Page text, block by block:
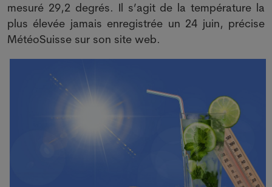
mesuré 29,2 degrés. Il s’agit de la température la
plus élevée jamais enregistrée un 24 juin, précise
MétéoSuisse sur son site web.